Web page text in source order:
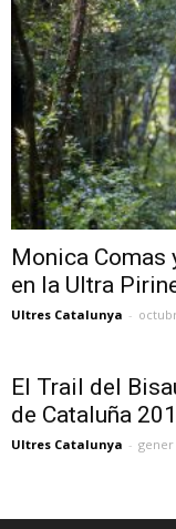
Monica Comas
en la Ultra
Ultres Catalunya -
El Trail del
de Cataluña
Ultres Catalunya - gener